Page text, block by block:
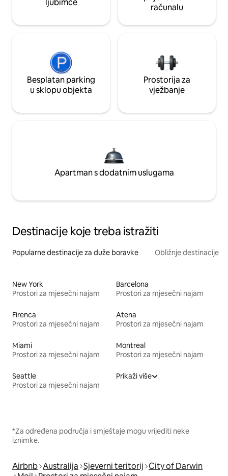
ljubimce
računalu
Besplatan parking
u sklopu objekta
Prostorija za
vježbanje
Apartman s dodatnim uslugama
Destinacije koje treba istražiti
Popularne destinacije za duže boravke Obližnje destinacije
New York
Prostori za mjesečni najam
Barcelona
Prostori za mjesečni najam
Firenca
Prostori za mjesečni najam
Atena
Prostori za mjesečni najam
Miami
Prostori za mjesečni najam
Montreal
Prostori za mjesečni najam
Seattle
Prostori za mjesečni najam
Prikaži više
*Za određena područja i smještaje mogu vrijediti neke
iznimke.
Airbnb Australija Sjeverni teritorij City of Darwin